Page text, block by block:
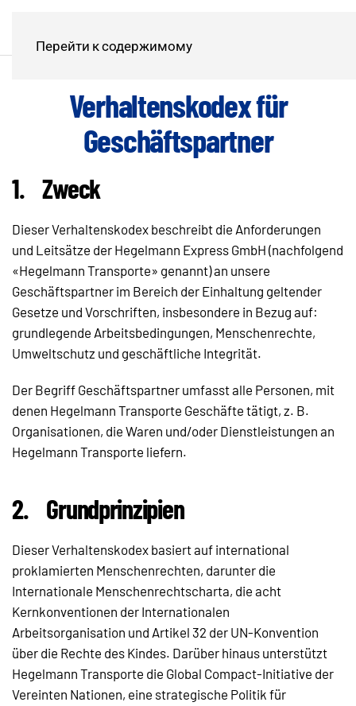
Перейти к содержимому
Verhaltenskodex für
Geschäftspartner
1.Zweck
Dieser Verhaltenskodex beschreibt die Anforderungen
und Leitsätze der Hegelmann Express GmbH (nachfolgend
«Hegelmann Transporte» genannt) an unsere
Geschäftspartner im Bereich der Einhaltung geltender
Gesetze und Vorschriften, insbesondere in Bezug auf:
grundlegende Arbeitsbedingungen, Menschenrechte,
Umweltschutz und geschäftliche Integrität.
Der Begriff Geschäftspartner umfasst alle Personen, mit
denen Hegelmann Transporte Geschäfte tätigt, z. B.
Organisationen, die Waren und/oder Dienstleistungen an
Hegelmann Transporte liefern.
2. Grundprinzipien
Dieser Verhaltenskodex basiert auf international
proklamierten Menschenrechten, darunter die
Internationale Menschenrechtscharta, die acht
Kernkonventionen der Internationalen
Arbeitsorganisation und Artikel 32 der UN-Konvention
über die Rechte des Kindes. Darüber hinaus unterstützt
Hegelmann Transporte die Global Compact-Initiative der
Vereinten Nationen, eine strategische Politik für